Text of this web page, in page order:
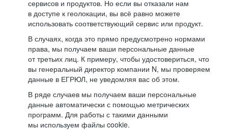
сервисов и продуктов. Но если вы отказали нам
в доступе к геолокации, вы всё равно можете
использовать соответствующий сервис или продукт.
В случаях, когда это прямо предусмотрено нормами
права, мы получаем ваши персональные данные
от третьих лиц. К примеру, чтобы удостовериться, что
вы генеральный директор компании N, мы проверяем
данные в ЕГРЮЛ, не уведомляя вас об этом.
В ряде случаев мы получаем ваши персональные
данные автоматически с помощью метрических
программ. Для работы с такими данными
мы используем файлы cookie.